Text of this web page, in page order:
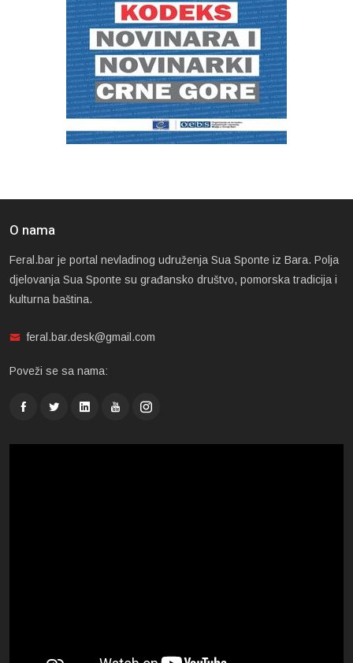
O nama
Feral.bar je portal nevladinog udruženja Sua Sponte iz Bara. Polja
djelovanja Sua Sponte su građansko društvo, pomorska tradicija i
kulturna baština.
feral.bar.desk@gmail.com
Poveži se sa nama: